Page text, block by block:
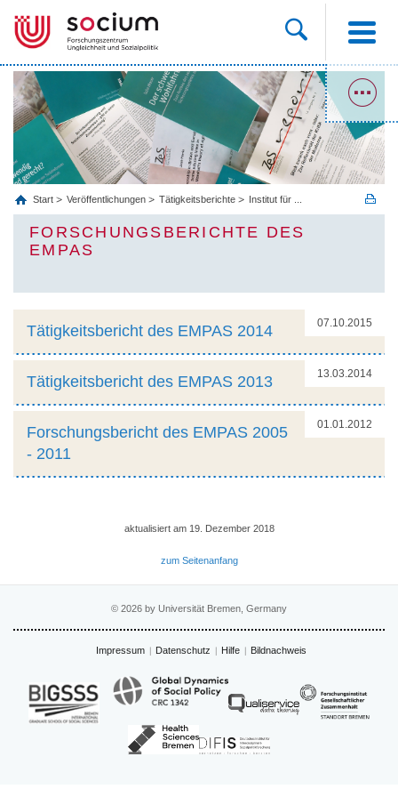
Start Veröffentlichungen Tätigkeitsberichte Institut für ...
FORSCHUNGSBERICHTE DES
EMPAS
07.10.2015
Tätigkeitsbericht des EMPAS 2014
13.03.2014
Tätigkeitsbericht des EMPAS 2013
01.01.2012
Forschungsbericht des EMPAS 2005
‐ 2011
aktualisiert am 19. Dezember 2018
zum Seitenanfang
© 2026 by Universität Bremen, Germany
Impressum Datenschutz Hilfe Bildnachweis